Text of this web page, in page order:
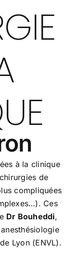
à la clinique
de
compliquées
Ces
Dr Bouheddi,
Lyon (ENVL).